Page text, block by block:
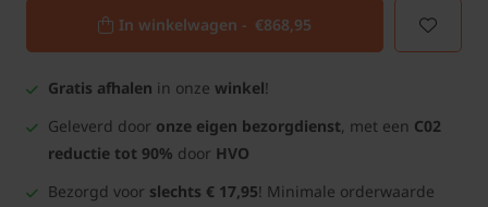
In winkelwagen - €868,95
Gratis afhalen in onze winkel!
Geleverd door onze eigen bezorgdienst, met een C02
reductie tot 90% door HVO
Bezorgd voor slechts € 17,95! Minimale orderwaarde